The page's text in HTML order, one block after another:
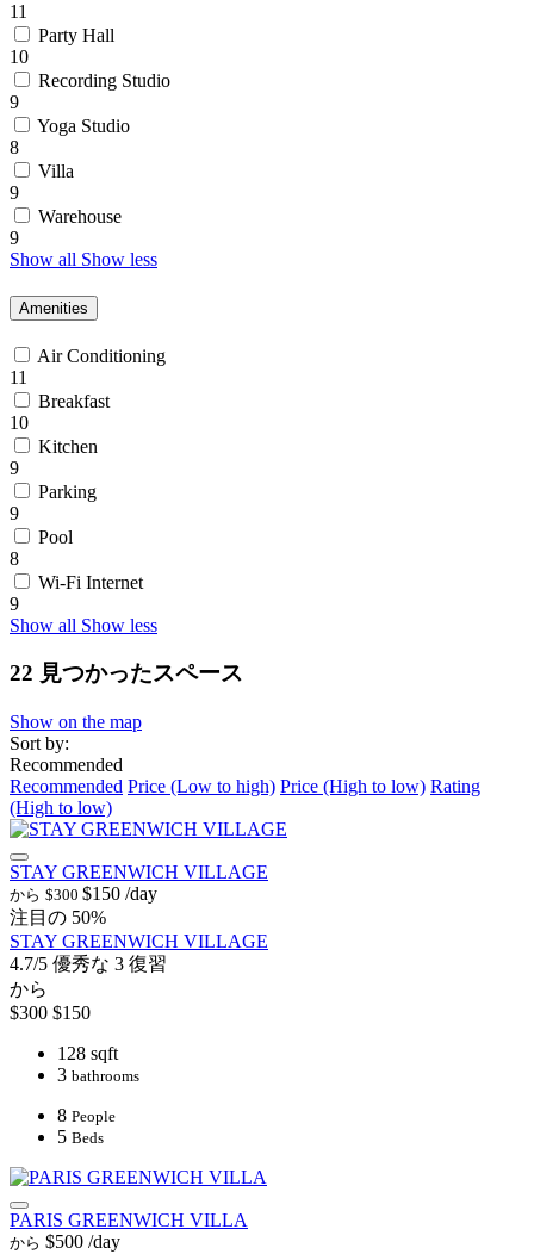
11
Party Hall
10
Recording Studio
9
Yoga Studio
8
Villa
9
Warehouse
9
Show all Show less
Amenities
Air Conditioning
11
Breakfast
10
Kitchen
9
Parking
9
Pool
8
Wi-Fi Internet
9
Show all Show less
22 見つかったスペース
Show on the map
Sort by:
Recommended
Recommended Price (Low to high) Price (High to low) Rating
(High to low)
STAY GREENWICH VILLAGE
から $300 $150 /day
注目の 50%
STAY GREENWICH VILLAGE
4.7/5 優秀な 3 復習
から
$300 $150
128 sqft
3 bathrooms
8 People
5 Beds
PARIS GREENWICH VILLA
から $500 /day